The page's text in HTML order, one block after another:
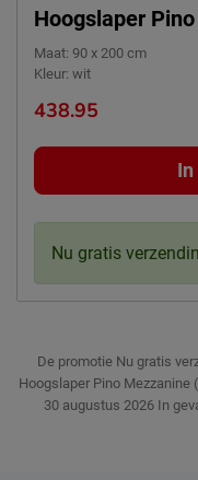
Hoogslaper
Maat: 90 x 200 cm
Kleur: wit
438.95
Nu gratis
De promotie Nu gratis
Hoogslaper Pino Mezzanine
30 augustus 2026 In